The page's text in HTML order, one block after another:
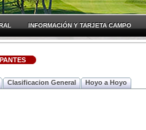
INFORMACIÓN Y TARJETA CAMPO
Clasificacion General Hoyo a Hoyo